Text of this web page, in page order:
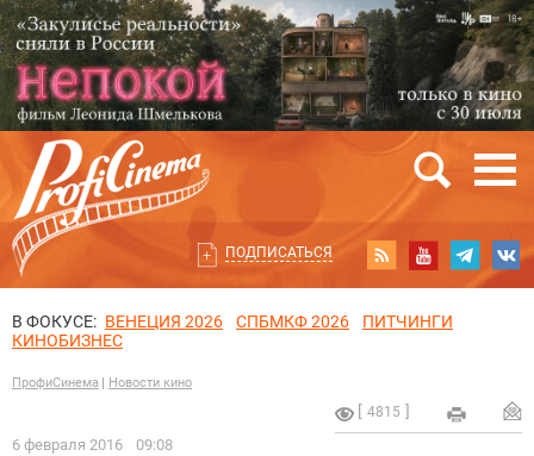
ПОДПИСАТЬСЯ
В ФОКУСЕ: ВЕНЕЦИЯ 2026 СПБМКФ 2026
ПИТЧИНГИ
КИНОБИЗНЕС
ПрофиСинема Новости кино
4815
6 февраля 2016 09:08